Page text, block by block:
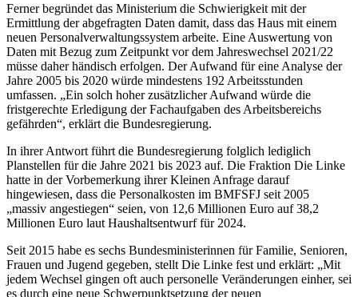
Ferner begründet das Ministerium die Schwierigkeit mit der
Ermittlung der abgefragten Daten damit, dass das Haus mit einem
neuen Personalverwaltungssystem arbeite. Eine Auswertung von
Daten mit Bezug zum Zeitpunkt vor dem Jahreswechsel 2021/22
müsse daher händisch erfolgen. Der Aufwand für eine Analyse der
Jahre 2005 bis 2020 würde mindestens 192 Arbeitsstunden
umfassen. „Ein solch hoher zusätzlicher Aufwand würde die
fristgerechte Erledigung der Fachaufgaben des Arbeitsbereichs
gefährden“, erklärt die Bundesregierung.
In ihrer Antwort führt die Bundesregierung folglich lediglich
Planstellen für die Jahre 2021 bis 2023 auf. Die Fraktion Die Linke
hatte in der Vorbemerkung ihrer Kleinen Anfrage darauf
hingewiesen, dass die Personalkosten im BMFSFJ seit 2005
„massiv angestiegen“ seien, von 12,6 Millionen Euro auf 38,2
Millionen Euro laut Haushaltsentwurf für 2024.
Seit 2015 habe es sechs Bundesministerinnen für Familie, Senioren,
Frauen und Jugend gegeben, stellt Die Linke fest und erklärt: „Mit
jedem Wechsel gingen oft auch personelle Veränderungen einher, sei
es durch eine neue Schwerpunktsetzung der neuen